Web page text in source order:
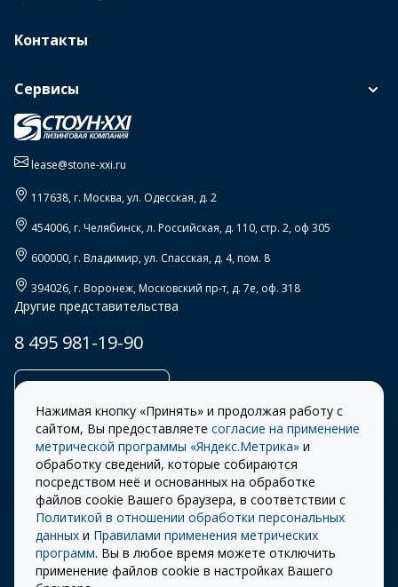
Контакты
Сервисы
lease@stone-xxi.ru
117638, г. Москва,ул. Одесская, д. 2
454006, г. Челябинск,л. Российская, д. 110, стр. 2, оф 305
600000, г. Владимир,ул. Спасская, д. 4, пом. 8
394026, г. Воронеж,Московский пр-т, д. 7е, оф. 318
Другие представительства
8 495 981-19-90
© 2026 «СТОУН-XXI»
Разработка сайта –
ITECH
Правила
использования cookie
Правила пользования
сайтом
Политика
конфиденциальности
Нажимая кнопку «Принять» и продолжая работу с
сайтом, Вы предоставляете согласие на применение
метрической программы «Яндекс.Метрика» и
обработку сведений, которые собираются
посредством неё и основанных на обработке
файлов cookie Вашего браузера, в соответствии с
Политикой в отношении обработки персональных
данных и Правилами применения метрических
программ. Вы в любое время можете отключить
применение файлов cookie в настройках Вашего